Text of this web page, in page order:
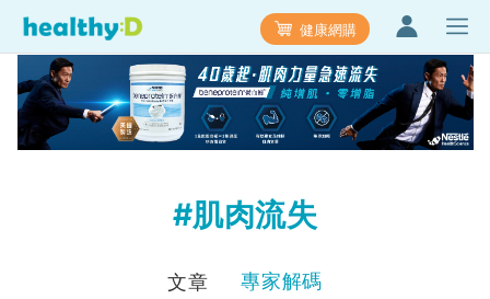
健康網購
#肌肉流失
文章 專家解碼